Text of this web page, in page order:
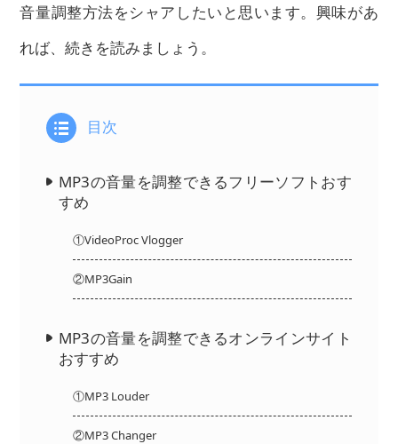
音量調整方法をシャアしたいと思います。興味があ
れば、続きを読みましょう。
目次
MP3の音量を調整できるフリーソフトおす
すめ
①VideoProc Vlogger
②MP3Gain
MP3の音量を調整できるオンラインサイト
おすすめ
①MP3 Louder
②MP3 Changer